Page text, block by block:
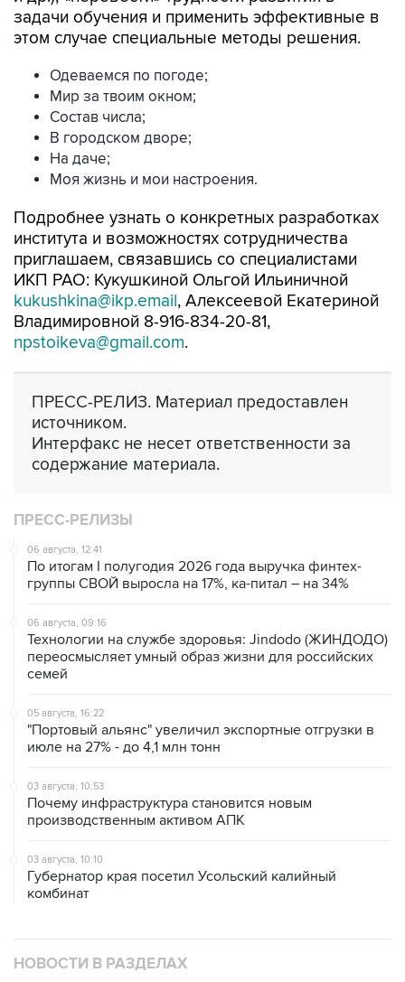
задачи обучения и применить эффективные в
этом случае специальные методы решения.
Одеваемся по погоде;
Мир за твоим окном;
Состав числа;
В городском дворе;
На даче;
Моя жизнь и мои настроения.
Подробнее узнать о конкретных разработках
института и возможностях сотрудничества
приглашаем, связавшись со специалистами
ИКП РАО: Кукушкиной Ольгой Ильиничной
kukushkina@ikp.email, Алексеевой Екатериной
Владимировной 8-916-834-20-81,
npstoikeva@gmail.com.
ПРЕСС-РЕЛИЗ. Материал предоставлен
источником.
Интерфакс не несет ответственности за
содержание материала.
ПРЕСС-РЕЛИЗЫ
06 августа, 12:41
По итогам I полугодия 2026 года выручка финтех-
группы СВОЙ выросла на 17%, ка-питал – на 34%
06 августа, 09:16
Технологии на службе здоровья: Jindodo (ЖИНДОДО)
переосмысляет умный образ жизни для российских
семей
05 августа, 16:22
"Портовый альянс" увеличил экспортные отгрузки в
июле на 27% - до 4,1 млн тонн
03 августа, 10:53
Почему инфраструктура становится новым
производственным активом АПК
03 августа, 10:10
Губернатор края посетил Усольский калийный
комбинат
НОВОСТИ В РАЗДЕЛАХ